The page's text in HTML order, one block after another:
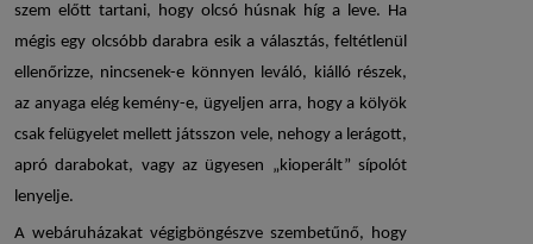
szem előtt tartani, hogy olcsó húsnak híg a leve. Ha
mégis egy olcsóbb darabra esik a választás, feltétlenül
ellenőrizze, nincsenek-e könnyen leváló, kiálló részek,
az anyaga elég kemény-e, ügyeljen arra, hogy a kölyök
csak felügyelet mellett játsszon vele, nehogy a lerágott,
apró darabokat, vagy az ügyesen „kioperált” sípolót
lenyelje.
A webáruházakat végigböngészve szembetűnő, hogy